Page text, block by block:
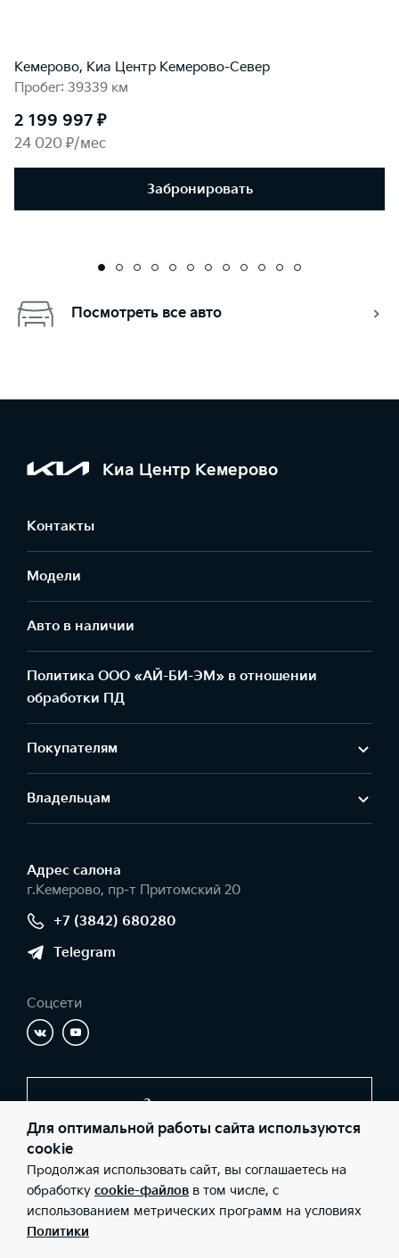
Кемерово, Киа Центр Кемерово-Север
Пробег: 39339 км
2 199 997 ₽
24 020 ₽/мес
Забронировать
Посмотреть все авто
Киа Центр Кемерово
Контакты
Модели
Авто в наличии
Политика ООО «АЙ-БИ-ЭМ» в отношении
обработки ПД
Покупателям
Владельцам
Адрес салонa
г.Кемерово, пр-т Притомский 20
+7 (3842) 680280
Telegram
Соцсети
Заказать звонок
© 2026 Юридические лица ООО «Ай-Би-Эм» (Фактический
адрес: г.Кемерово, пр-т Притомский 20; Телефон: +7 (3842)
680280; ИНН: 4207055973; ОГРН: 1024200717320), ООО «Киа
Россия и СНГ» (Фактический адрес: г.Москва, Валовая 26;
Телефон: 8 800 301 08 80; ИНН: 7728674093; ОГРН:
5087746291760) ведут деятельность на территории РФ в
Для оптимальной работы сайта используются
cookie
Продолжая использовать сайт, вы соглашаетесь на
обработку cookie-файлов в том числе, с
использованием метрических программ на условиях
Политики